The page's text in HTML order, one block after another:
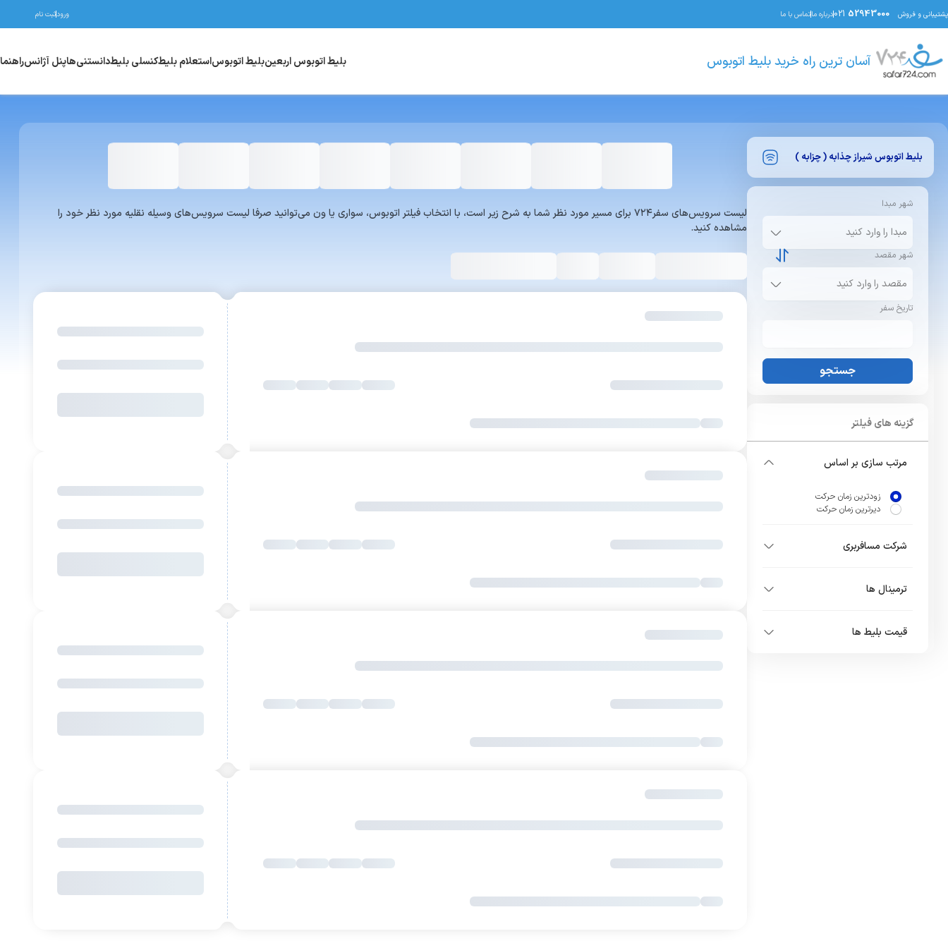
پشتیبانی و فروش 021 52943000 درباره ماتماس با ما ورودثبت نام
آسان ترین راه خرید بلیط اتوبوس بلیط اتوبوس اربعینبلیط اتوبوساستعلام بلیطکنسلی بلیطدانستنی‌هاپنل آژانسراهنما
بلیط اتوبوس شیرازچذابه ( چزابه )
شهر مبدا
شهر مقصد
تاریخ سفر
جستجو
گزینه های فیلتر
مرتب سازی بر اساس
زودترین زمان حرکت
دیرترین زمان حرکت
شرکت مسافربری
ترمینال ها
قیمت بلیط ها
لیست سرویس‌های سفر۷۲۴ برای مسیر مورد نظر شما به شرح زیر است، با انتخاب فیلتر اتوبوس، سواری یا ون می‌توانید صرفا لیست سرویس‌های وسیله نقلیه مورد نظر خود را
مشاهده کنید.